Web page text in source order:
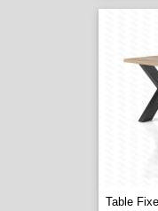
Table